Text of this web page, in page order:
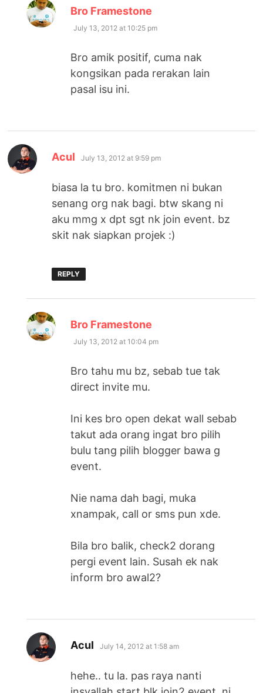
Bro Framestone
July 13, 2012 at 10:25 pm
Bro amik positif, cuma nak
kongsikan pada rerakan lain
pasal isu ini.
Acul says:
July 13, 2012 at 9:59 pm
biasa la tu bro. komitmen ni bukan
senang org nak bagi. btw skang ni
aku mmg x dpt sgt nk join event. bz
skit nak siapkan projek :)
REPLY
Bro Framestone
July 13, 2012 at 10:04 pm
Bro tahu mu bz, sebab tue tak
direct invite mu.
Ini kes bro open dekat wall sebab
takut ada orang ingat bro pilih
bulu tang pilih blogger bawa g
event.
Nie nama dah bagi, muka
xnampak, call or sms pun xde.
Bila bro balik, check2 dorang
pergi event lain. Susah ek nak
inform bro awal2?
Acul says:
July 14, 2012 at 1:58 am
hehe.. tu la. pas raya nanti